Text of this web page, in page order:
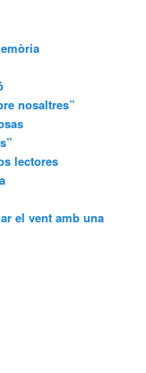
nosaltres”
lectores
el vent amb una